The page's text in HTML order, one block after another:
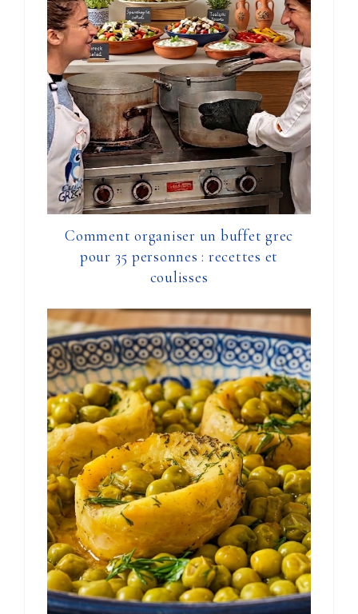
Comment organiser un buffet grec
pour 35 personnes : recettes et
coulisses